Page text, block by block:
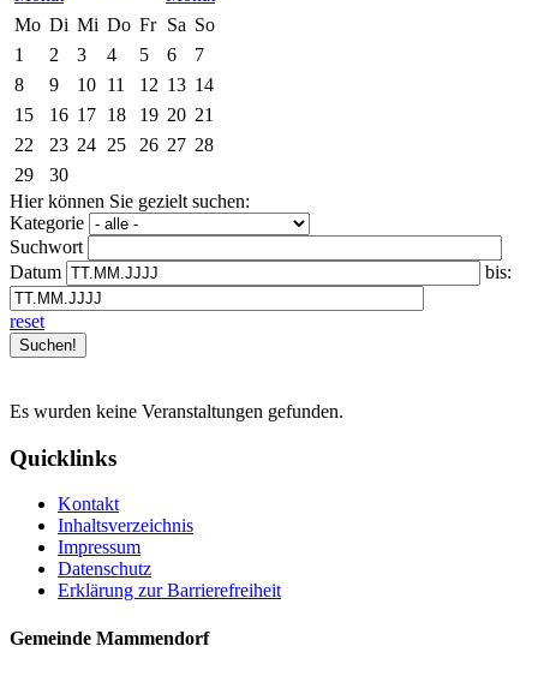
Mo Di Mi Do Fr Sa So
1
2 3 4 5 6
7
8
9 10 11 12 13 14
15
16 17 18 19 20 21
22
23 24 25 26 27 28
29
30
Hier können Sie gezielt suchen:
Kategorie
Suchwort
Datum
bis:
reset
Es wurden keine Veranstaltungen gefunden.
Quicklinks
Kontakt
Inhaltsverzeichnis
Impressum
Datenschutz
Erklärung zur Barrierefreiheit
Gemeinde Mammendorf